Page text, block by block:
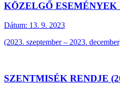
KÖZELGŐ ESEMÉNYEK
Dátum: 13. 9. 2023
(2023. szeptember – 2023.
SZENTMISÉK RENDJE